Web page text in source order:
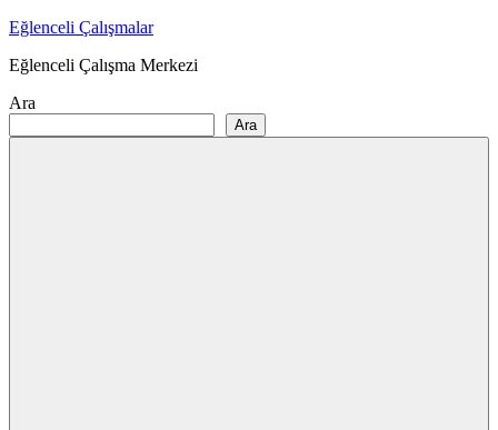
Skip
content
Eğlenceli Çalışmalar
Eğlenceli Çalışma Merkezi
Ara
Ara